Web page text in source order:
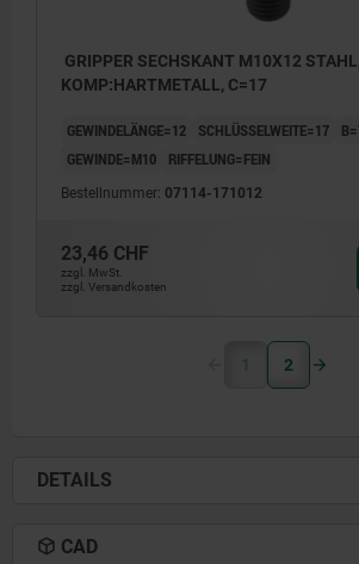
GRIPPER SECHSKANT M10X12
KOMP:HARTMETALL, C=17
GEWINDELÄNGE=12 SCHLÜSSELWEITE=17
GEWINDE=M10
RIFFELUNG=FEIN
Bestellnummer: 07114-171012
23,46 CHF
zzgl. MwSt.
zzgl. Versandkosten
1 2
DETAILS
CAD